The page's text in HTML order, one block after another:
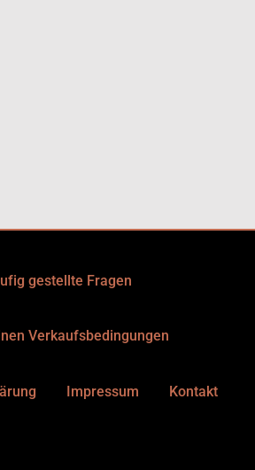
gestellte Fragen
Verkaufsbedingungen
Impressum Kontakt